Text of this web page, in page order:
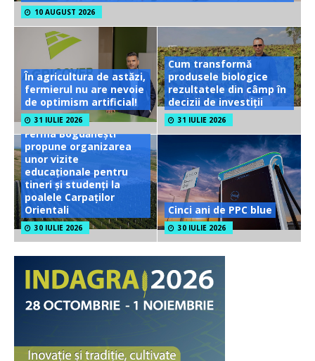
10 AUGUST 2026
În agricultura de astăzi,
fermierul nu are nevoie
de optimism artificial!
31 IULIE 2026
Cum transformă
produsele biologice
rezultatele din câmp în
decizii de investiții
31 IULIE 2026
Ferma Bogdănești
propune organizarea
unor vizite
educaționale pentru
tineri și studenți la
poalele Carpaților
Orientali
30 IULIE 2026
Cinci ani de PPC blue
30 IULIE 2026